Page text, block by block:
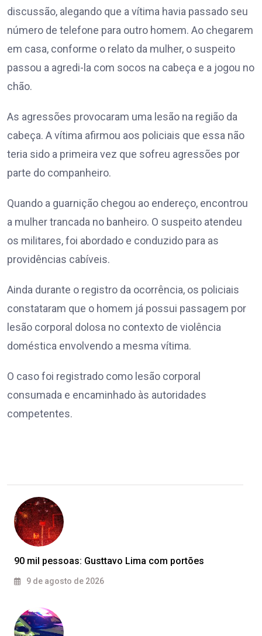
discussão, alegando que a vítima havia passado seu
número de telefone para outro homem. Ao chegarem
em casa, conforme o relato da mulher, o suspeito
passou a agredi-la com socos na cabeça e a jogou no
chão.
As agressões provocaram uma lesão na região da
cabeça. A vítima afirmou aos policiais que essa não
teria sido a primeira vez que sofreu agressões por
parte do companheiro.
Quando a guarnição chegou ao endereço, encontrou
a mulher trancada no banheiro. O suspeito atendeu
os militares, foi abordado e conduzido para as
providências cabíveis.
Ainda durante o registro da ocorrência, os policiais
constataram que o homem já possui passagem por
lesão corporal dolosa no contexto de violência
doméstica envolvendo a mesma vítima.
O caso foi registrado como lesão corporal
consumada e encaminhado às autoridades
competentes.
90 mil pessoas: Gusttavo Lima com portões
9 de agosto de 2026